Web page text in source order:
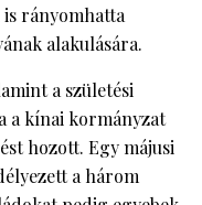
is rányomhatta
alakulására.
a születési
a kínai kormányzat
hozott. Egy májusi
a három